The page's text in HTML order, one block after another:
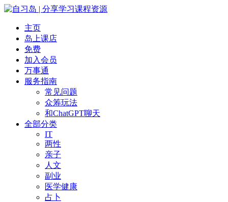
主页
岛上课店
免费
加入会员
万事通
服务指南
常见问题
众筹玩法
和ChatGPT聊天
全部分类
IT
两性
亲子
人文
副业
医学健康
占卜